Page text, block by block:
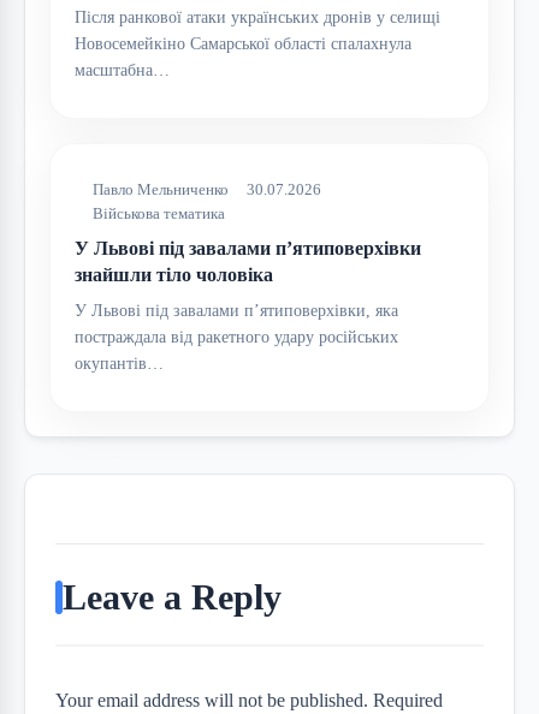
Після ранкової атаки українських дронів у селищі
Новосемейкіно Самарської області спалахнула
масштабна…
Павло Мельниченко
30.07.2026
Військова тематика
У Львові під завалами п’ятиповерхівки
знайшли тіло чоловіка
У Львові під завалами п’ятиповерхівки, яка
постраждала від ракетного удару російських
окупантів…
Leave a Reply
Your email address will not be published. Required